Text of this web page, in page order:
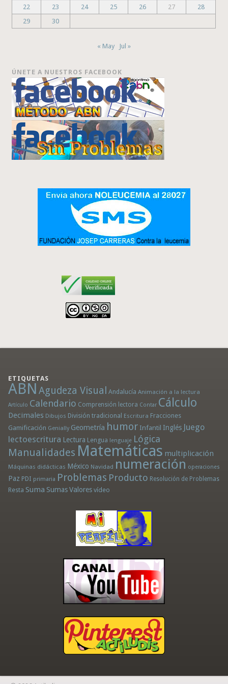
22
23 24 25 26 27
28
29
30
« May Jul »
ÚNETE A NUESTROS FACEBOOK
ETIQUETAS
ABN Agudeza Visual Andalucía Animación a la lectura
Artículo Calendario Comprensión lectora Contar Cálculo
Decimales Dibujos División tradicional Escritura Fracciones
Gamificación Genially Geometría humor Infantil Inglés Juego
lectoescritura Lectura Lengua lenguaje Lógica
Manualidades Matemáticas multiplicación
Máquinas didácticas México Navidad numeración operaciones
Paz PDI primaria Problemas Producto Resolución de Problemas
Resta Suma Sumas Valores vídeo